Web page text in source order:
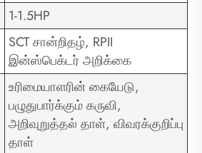
1-1.5HP
SCT சான்றிதழ், RPII
இன்ஸ்பெக்டர் அறிக்கை
உரிமையாளரின் கையேடு,
பழுதுபார்க்கும் கருவி,
அறிவுறுத்தல் தாள், விவரக்குறிப்பு
தாள்